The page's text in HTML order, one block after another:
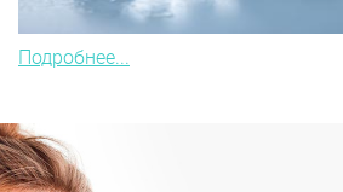
Подробнее...